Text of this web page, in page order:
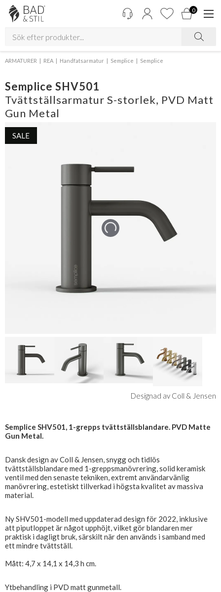
0
ARMATURER REA Handfatsarmatur Semplice Semplice
Semplice SHV501
Tvättställsarmatur S-storlek, PVD Matt
Gun Metal
SALE
Designad av Coll & Jensen
Semplice SHV501, 1-grepps tvättställsblandare. PVD Matte
Gun Metal.
Dansk design av Coll & Jensen, snygg och tidlös
tvättställsblandare med 1-greppsmanövrering, solid keramisk
ventil med den senaste tekniken, extremt användarvänlig
manövrering, estetiskt tillverkad i högsta kvalitet av massiva
material.
Ny SHV501-modell med uppdaterad design för 2022, inklusive
att piputloppet är något upphöjt, vilket gör blandaren mer
praktisk i dagligt bruk, särskilt när den används i samband med
ett mindre tvättställ.
Mått: 4,7 x 14,1 x 14,3 h cm.
Ytbehandling i PVD matt gunmetall.